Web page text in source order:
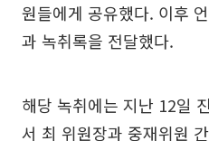
원들에게 공유했다. 이후
과 녹취록을 전달했다.
해당 녹취에는 지난 12일
서 최 위원장과 중재위원